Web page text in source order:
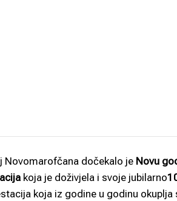
Novomarofčana dočekalo je Novu
koja je doživjela i svoje jubilarno
koja iz godine u godinu